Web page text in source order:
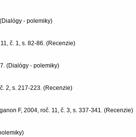
(Dialógy - polemiky)
č. 1, s. 82-86. (Recenzie)
(Dialógy - polemiky)
2, s. 217-223. (Recenzie)
F, 2004, roč. 11, č. 3, s. 337-341. (Recenzie)